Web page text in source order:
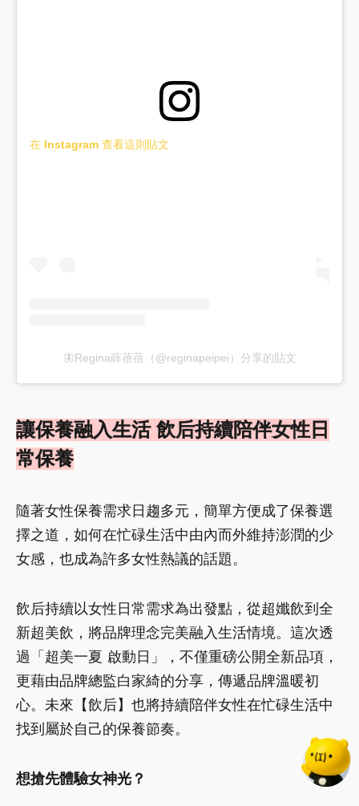
在 Instagram 查看這則貼文
🦋Regina薛蓓蓓（@reginapeipei）分享的貼文
讓保養融入生活 飲后持續陪伴女性日
常保養
隨著女性保養需求日趨多元，簡單方便成了保養選
擇之道，如何在忙碌生活中由內而外維持澎潤的少
女感，也成為許多女性熱議的話題。
飲后持續以女性日常需求為出發點，從超孅飲到全
新超美飲，將品牌理念完美融入生活情境。這次透
過「超美一夏 啟動日」，不僅重磅公開全新品項，
更藉由品牌總監白家綺的分享，傳遞品牌溫暖初
心。未來【飲后】也將持續陪伴女性在忙碌生活中
找到屬於自己的保養節奏。
想搶先體驗女神光？